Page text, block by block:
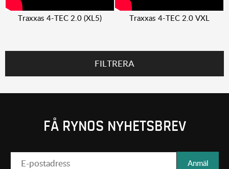
Traxxas 4-TEC 2.0 (XL5) Traxxas 4-TEC 2.0 VXL
FILTRERA
FÅ RYNOS NYHETSBREV
Anmäl